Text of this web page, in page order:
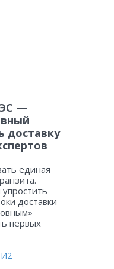
—
доставку
единая
доставки
первых